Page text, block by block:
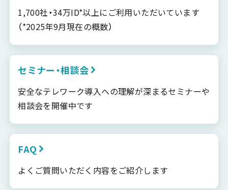
1,700社・34万ID*以上にご利用いただいています
（*2025年9月現在の概数）
セミナー・相談会
安全なテレワーク導入への理解が深まるセミナーや
相談会を開催中です
FAQ
よくご質問いただく内容をご紹介します